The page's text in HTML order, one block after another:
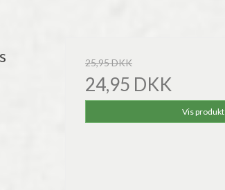
25,95 DKK
24,95 DKK
Vis produkt